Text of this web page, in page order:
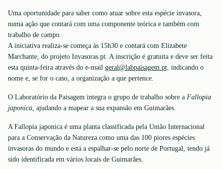
Uma oportunidade para saber como atuar sobre esta espécie invasora,
numa ação que contará com uma componente teórica e também com
trabalho de campo.
A iniciativa realiza-se começa às 15h30 e contará com Elizabete
Marchante, do projeto Invasoras.pt. A inscrição é gratuita e deve ser feita
esta quinta-feira através do e-mail geral@labpaisagem.pt, indicando o
nome e, se for o caso, a organização a que pertence.
O Laboratório da Paisagem integra o grupo de trabalho sobre a Fallopia
japonica, ajudando a mapear a sua expansão em Guimarães.
A Fallopia japonica é uma planta classificada pela União Internacional
para a Conservação da Natureza como uma das 100 piores espécies
invasoras do mundo e está a espalhar-se pelo norte de Portugal, tendo já
sido identificada em vários locais de Guimarães.